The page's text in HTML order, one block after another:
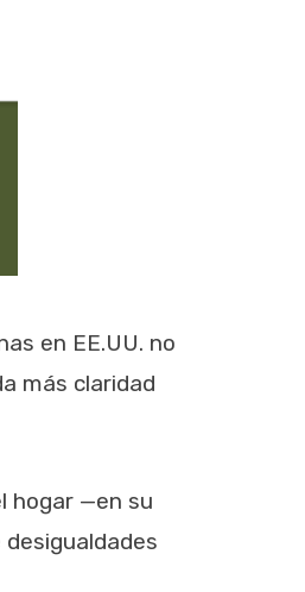
en EE.UU. no
más claridad
hogar —en su